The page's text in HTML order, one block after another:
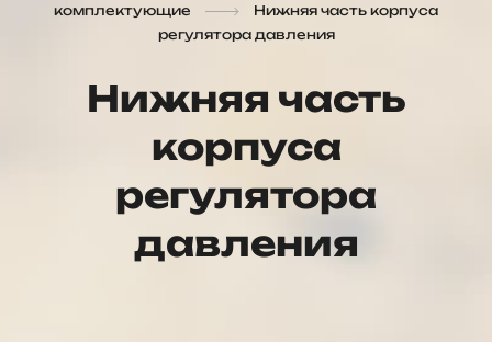
комплектующие
Нижняя часть корпуса
регулятора давления
Нижняя часть
корпуса
регулятора
давления